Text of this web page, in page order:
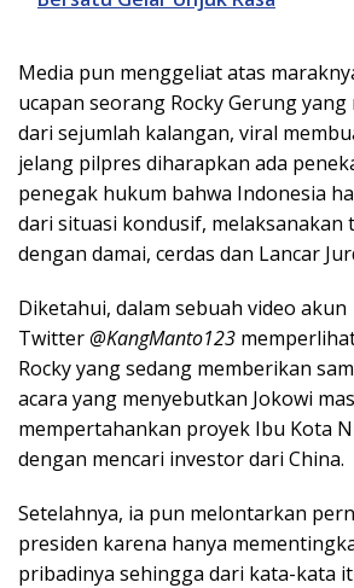
Media pun menggeliat atas
ucapan seorang Rocky Gerung
dari sejumlah kalangan, viral
jelang pilpres diharapkan ada
penegak hukum bahwa Indonesia
dari situasi kondusif, melaksanakan
dengan damai, cerdas dan Lancar
Diketahui, dalam sebuah video akun
Twitter@KangManto123
Rocky yang sedang memberikan
acara yang menyebutkan Jokowi
mempertahankan proyek Ibu Kota
dengan mencari investor dari China.
Setelahnya, ia pun melontarkan
presiden karena hanya
pribadinya sehingga dari kata-kata